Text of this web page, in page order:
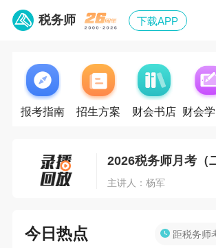
税务师 下载APP
报考指南 招生方案 财会书店 财会
主讲人：葛瑞
2026税务师月考（
2026税务师月考（
主讲人：杨军
今日热点 距税务师